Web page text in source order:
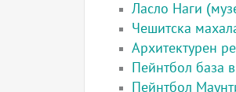
Ласло Наги
Чешитска
Архитектурен
Пейнтбол база
Пейнтбол